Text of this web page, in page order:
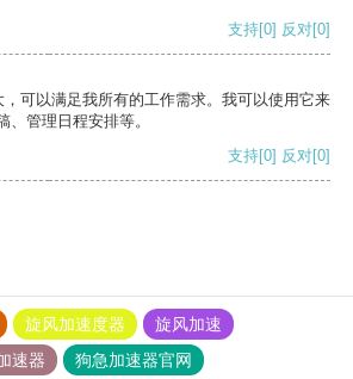
支持[0] 反对[0]
可以满足我所有的工作需求。我可以使用它来
、管理日程安排等。
支持[0] 反对[0]
旋风加速度器
旋风加速
速器 狗急加速器官网